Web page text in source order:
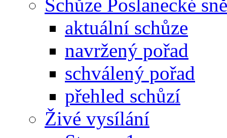
Schůze Poslanecké
aktuální schůze
navržený pořad
schválený pořad
přehled schůzí
Živé vysílání